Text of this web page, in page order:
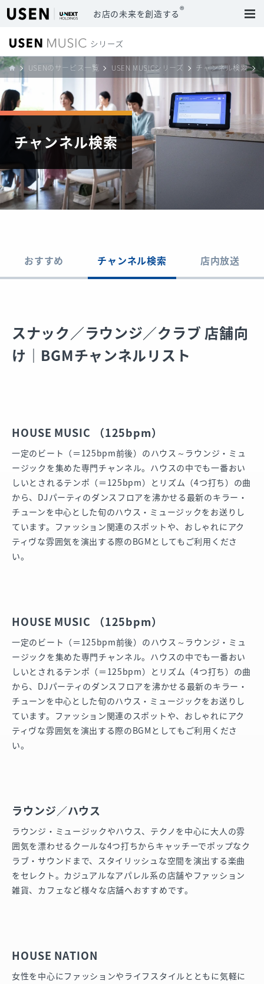
お店の未来を創造する®
USENのサービス一覧 USEN MUSICシリーズ チャンネル検索
チャンネル検索
おすすめ チャンネル検索 店内放送
スナック／ラウンジ／クラブ 店舗向
け｜BGMチャンネルリスト
HOUSE MUSIC （125bpm）
一定のビート（＝125bpm前後）のハウス～ラウンジ・ミュ
ージックを集めた専門チャンネル。ハウスの中でも一番おい
しいとされるテンポ（＝125bpm）とリズム（4つ打ち）の曲
から、DJパーティのダンスフロアを沸かせる最新のキラー・
チューンを中心とした旬のハウス・ミュージックをお送りし
ています。ファッション関連のスポットや、おしゃれにアク
ティヴな雰囲気を演出する際のBGMとしてもご利用くださ
い。
HOUSE MUSIC （125bpm）
一定のビート（＝125bpm前後）のハウス～ラウンジ・ミュ
ージックを集めた専門チャンネル。ハウスの中でも一番おい
しいとされるテンポ（＝125bpm）とリズム（4つ打ち）の曲
から、DJパーティのダンスフロアを沸かせる最新のキラー・
チューンを中心とした旬のハウス・ミュージックをお送りし
ています。ファッション関連のスポットや、おしゃれにアク
ティヴな雰囲気を演出する際のBGMとしてもご利用くださ
い。
ラウンジ／ハウス
ラウンジ・ミュージックやハウス、テクノを中心に大人の雰
囲気を漂わせるクールな4つ打ちからキャッチーでポップなク
ラブ・サウンドまで、スタイリッシュな空間を演出する楽曲
をセレクト。カジュアルなアパレル系の店舗やファッション
雑貨、カフェなど様々な店舗へおすすめです。
HOUSE NATION
女性を中心にファッションやライフスタイルとともに気軽に